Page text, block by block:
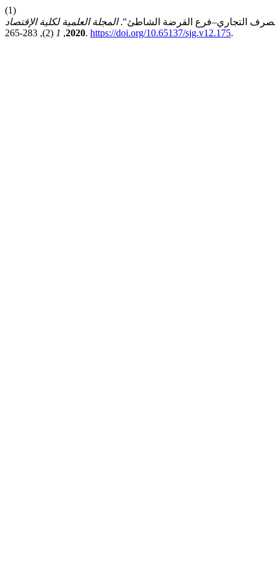
(1)
التجاري–فرع القرضة الشاطئ".المجلة العلمية لكلية الإقتصاد
2020
,
1 (2), 283-265. https://doi.org/10.65137/sjg.v12.175.